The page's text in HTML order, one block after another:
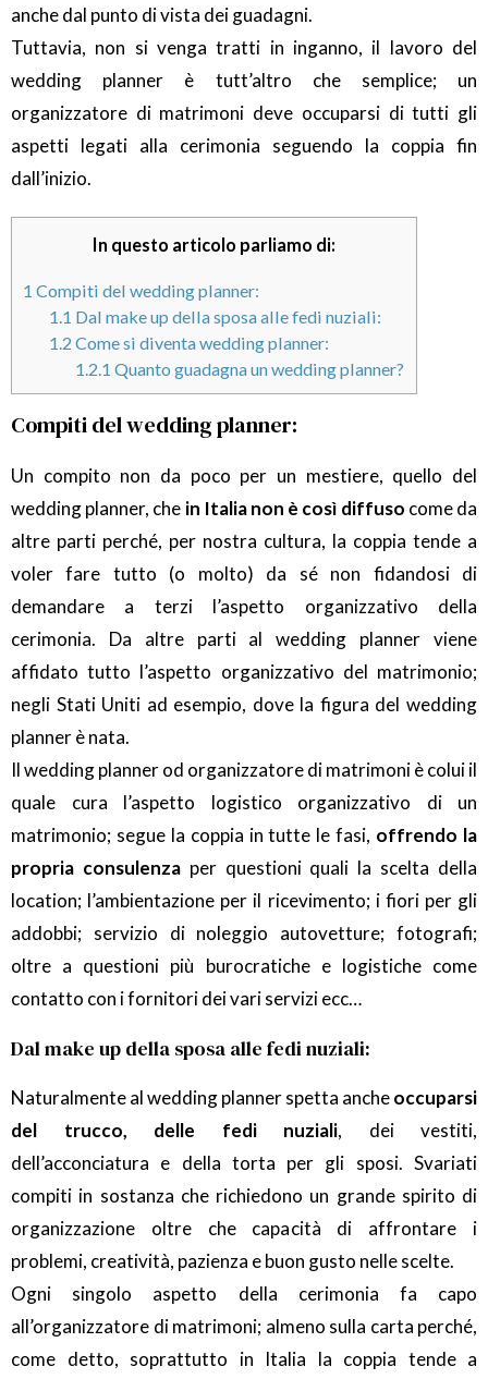
anche dal punto di vista dei guadagni.
Tuttavia, non si venga tratti in inganno, il lavoro del
wedding planner è tutt’altro che semplice; un
organizzatore di matrimoni deve occuparsi di tutti gli
aspetti legati alla cerimonia seguendo la coppia fin
dall’inizio.
In questo articolo parliamo di:
1 Compiti del wedding planner:
1.1 Dal make up della sposa alle fedi nuziali:
1.2 Come si diventa wedding planner:
1.2.1 Quanto guadagna un wedding planner?
Compiti del wedding planner:
Un compito non da poco per un mestiere, quello del
wedding planner, che in Italia non è così diffuso come da
altre parti perché, per nostra cultura, la coppia tende a
voler fare tutto (o molto) da sé non fidandosi di
demandare a terzi l’aspetto organizzativo della
cerimonia. Da altre parti al wedding planner viene
affidato tutto l’aspetto organizzativo del matrimonio;
negli Stati Uniti ad esempio, dove la figura del wedding
planner è nata.
Il wedding planner od organizzatore di matrimoni è colui il
quale cura l’aspetto logistico organizzativo di un
matrimonio; segue la coppia in tutte le fasi, offrendo la
propria consulenzaper questioni quali la scelta della
location; l’ambientazione per il ricevimento; i fiori per gli
addobbi; servizio di noleggio autovetture; fotografi;
oltre a questioni più burocratiche e logistiche come
contatto con i fornitori dei vari servizi ecc…
Dal make up della sposa alle fedi nuziali:
Naturalmente al wedding planner spetta ancheoccuparsi
del trucco, delle fedi nuziali, dei vestiti,
dell’acconciatura e della torta per gli sposi. Svariati
compiti in sostanza che richiedono un grande spirito di
organizzazione oltre che capacità di affrontare i
problemi, creatività, pazienza e buon gusto nelle scelte.
Ogni singolo aspetto della cerimonia fa capo
all’organizzatore di matrimoni; almeno sulla carta perché,
come detto, soprattutto in Italia la coppia tende a